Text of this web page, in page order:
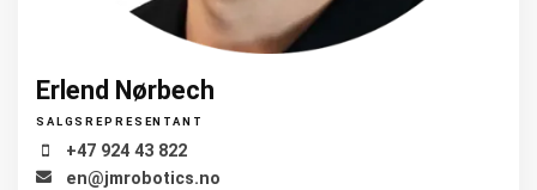
Erlend Nørbech
SALGSREPRESENTANT
+47 924 43 822
en@jmrobotics.no